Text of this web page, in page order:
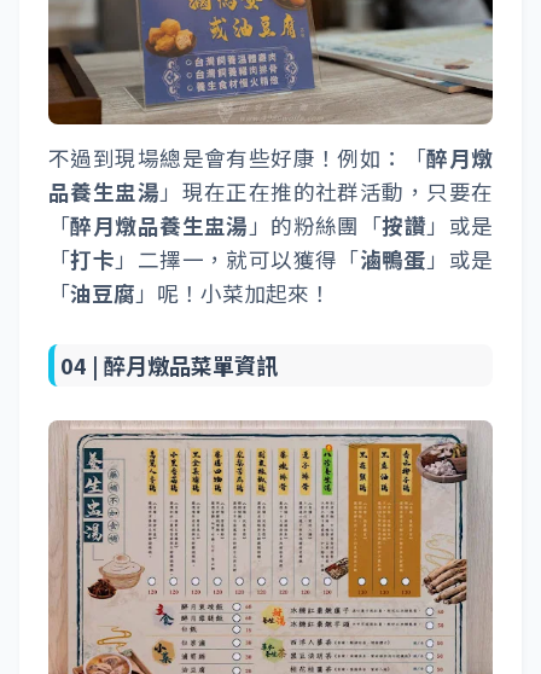
不過到現場總是會有些好康！例如：「醉月燉
品養生盅湯」現在正在推的社群活動，只要在
「醉月燉品養生盅湯」的粉絲團「按讚」或是
「打卡」二擇一，就可以獲得「滷鴨蛋」或是
「油豆腐」呢！小菜加起來！
04 |醉月燉品菜單資訊